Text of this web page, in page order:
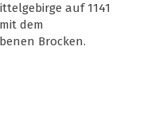
auf 1141
dem
Brocken.